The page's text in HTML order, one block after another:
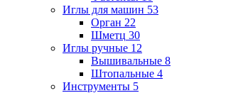
Иглы для машин 53
Орган 22
Шметц 30
Иглы ручные 12
Вышивальные 8
Штопальные 4
Инструменты 5